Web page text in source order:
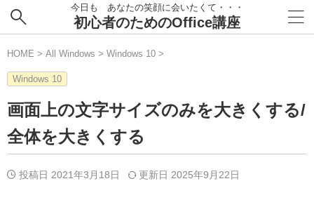
今日も あなたの笑顔に会いたくて・・・
初心者のためのOffice講座
HOME > All Windows > Windows 10 >
Windows 10
画面上の文字サイズのみを大きくする/
全体を大きくする
投稿日 2021年3月18日 更新日 2025年9月22日